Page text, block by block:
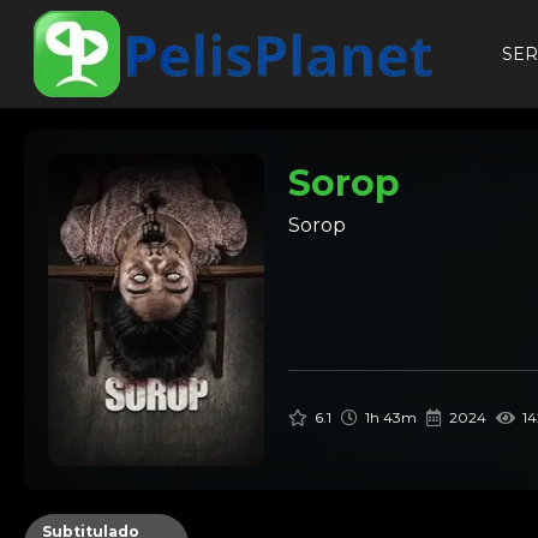
Sorop
Sorop
6.1 1h 43m 2024
Subtitulado